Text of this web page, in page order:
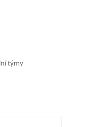
týmy